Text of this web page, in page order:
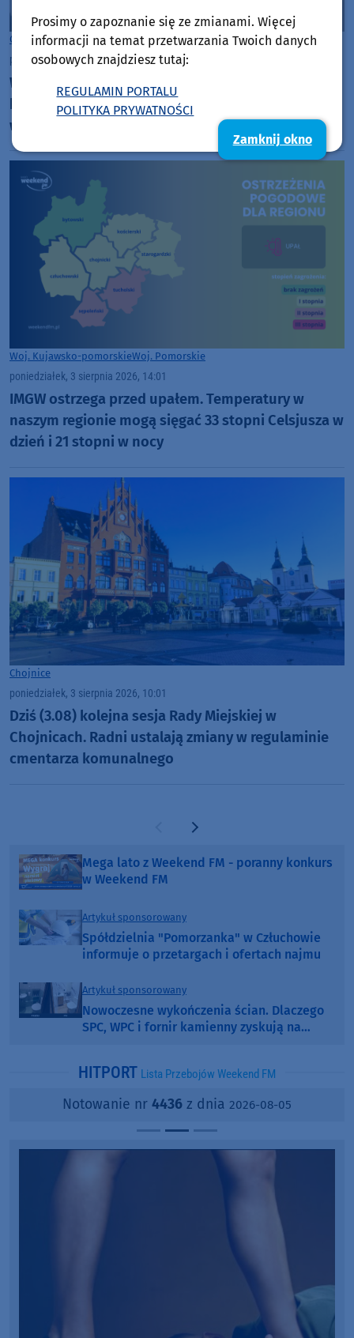
Chojnice
poniedziałek, 3 sierpnia 2026, 14:03
Weekend z pupilem. Odcinek 1. Jak zadbać o
komfort i bezpieczeństwo naszych pupili podczas
wakacyjnych podróży?
Woj. Kujawsko-pomorskieWoj. Pomorskie
poniedziałek, 3 sierpnia 2026, 14:01
IMGW ostrzega przed upałem. Temperatury w
naszym regionie mogą sięgać 33 stopni Celsjusza w
dzień i 21 stopni w nocy
Chojnice
poniedziałek, 3 sierpnia 2026, 10:01
Dziś (3.08) kolejna sesja Rady Miejskiej w
Chojnicach. Radni ustalają zmiany w regulaminie
cmentarza komunalnego
Poprzednia strona
Następna strona
Mega lato z Weekend FM - poranny konkurs
w Weekend FM
Artykuł sponsorowany
Spółdzielnia "Pomorzanka" w Człuchowie
informuje o przetargach i ofertach najmu
Artykuł sponsorowany
Nowoczesne wykończenia ścian. Dlaczego
SPC, WPC i fornir kamienny zyskują na
HITPORT Lista Przebojów Weekend FM
Notowanie nr 4436 z dnia 2026-08-05
Prosimy o zapoznanie się ze zmianami. Więcej
informacji na temat przetwarzania Twoich danych
osobowych znajdziesz tutaj:
REGULAMIN PORTALU
POLITYKA PRYWATNOŚCI
Zamknij okno